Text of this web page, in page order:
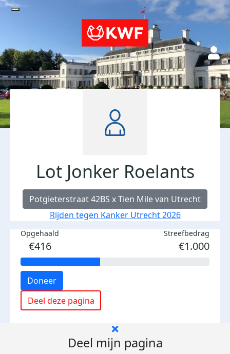
Lot Jonker Roelants
Potgieterstraat 42BS x Tien Mile van Utrecht
Rijden tegen Kanker Utrecht 2026
Opgehaald
€416
Streefbedrag
€1.000
Doneer
Deel deze pagina
Deel mijn pagina